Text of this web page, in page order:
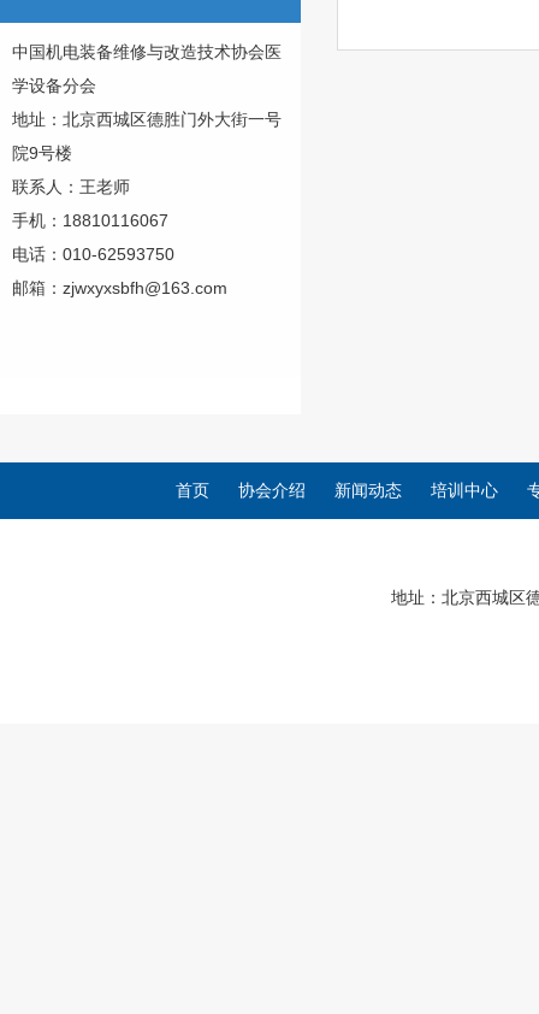
中国机电装备维修与改造技术协会医
学设备分会
地址：北京西城区德胜门外大街一号
院9号楼
联系人：王老师
手机：18810116067
电话：010-62593750
邮箱：zjwxyxsbfh@163.com
首页 协会介绍 新闻动态 培训中心
地址：北京西城区